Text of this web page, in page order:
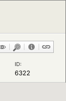
ID:
6322